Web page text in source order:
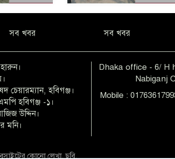
সব খবর সব খবর
চেয়ারম্যান, হবিগঞ্জ।
হবিগঞ্জ -১।
উদ্দিন।
মনি।
Dhaka office - 6/ H
Nabiganj
Mobile :
কোনো লেখা, ছবি,